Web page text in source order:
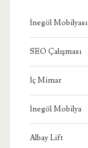
İnegöl Mobilyası
SEO Çalışması
İç Mimar
İnegöl Mobilya
Albay Lift